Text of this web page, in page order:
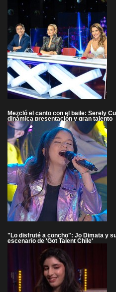
Mezcló el canto con el baile: Serely
dinámica presentación y gran talento
"Lo disfruté a concho": Jo Dimata y
escenario de 'Got Talent Chile'